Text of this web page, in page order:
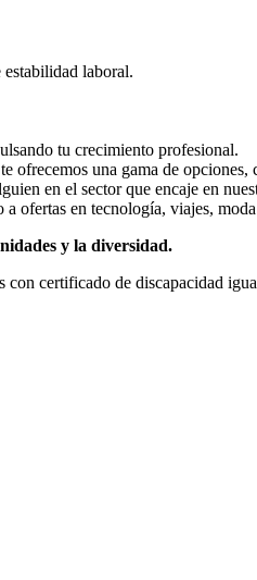
laboral.
tu crecimiento profesional.
ofrecemos una gama de
en el sector que encaje en
ofertas en tecnología, viajes,
y la diversidad.
con certificado de discapacidad